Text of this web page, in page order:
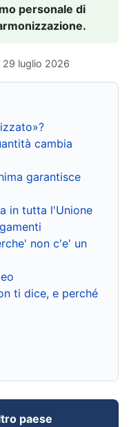
personale di
29 luglio 2026
cambia
garantisce
in tutta l'Unione
non c'e' un
ti dice, e perché
paese